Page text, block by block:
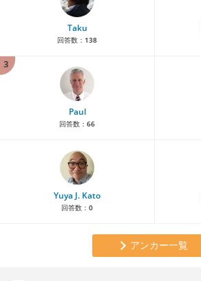
Taku
回答数： 138
3
Paul
回答数： 66
Yuya J. Kato
回答数： 0
アンカー一覧